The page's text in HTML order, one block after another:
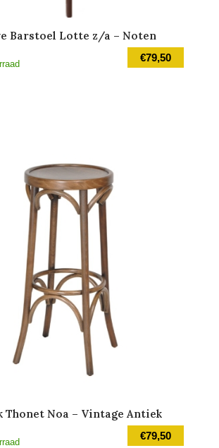
Barstoel Lotte z/a – Noten
€79,50
Thonet Noa – Vintage Antiek
€79,50